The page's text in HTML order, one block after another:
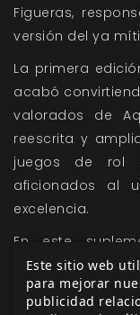
Figueras,
versión del ya
La primera
acabó
valorados de
reescrita y
juegos de rol
aficionados al
excelencia.
En este
descripción del
señores y
Este sitio web
para mejorar
publicidad